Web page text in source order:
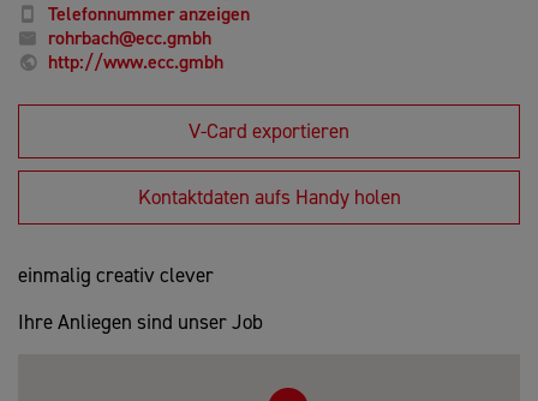
Telefonnummer anzeigen
rohrbach@ecc.gmbh
http://www.ecc.gmbh
V-Card exportieren
Kontaktdaten aufs Handy holen
einmalig creativ clever
Ihre Anliegen sind unser Job